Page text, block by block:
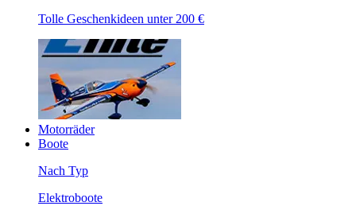
Tolle Geschenkideen unter 200 €
Motorräder
Boote
Nach Typ
Elektroboote